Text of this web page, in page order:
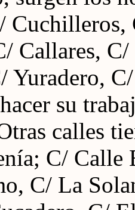
Callares,
Yuradero,
su
calles
C/
C/ La